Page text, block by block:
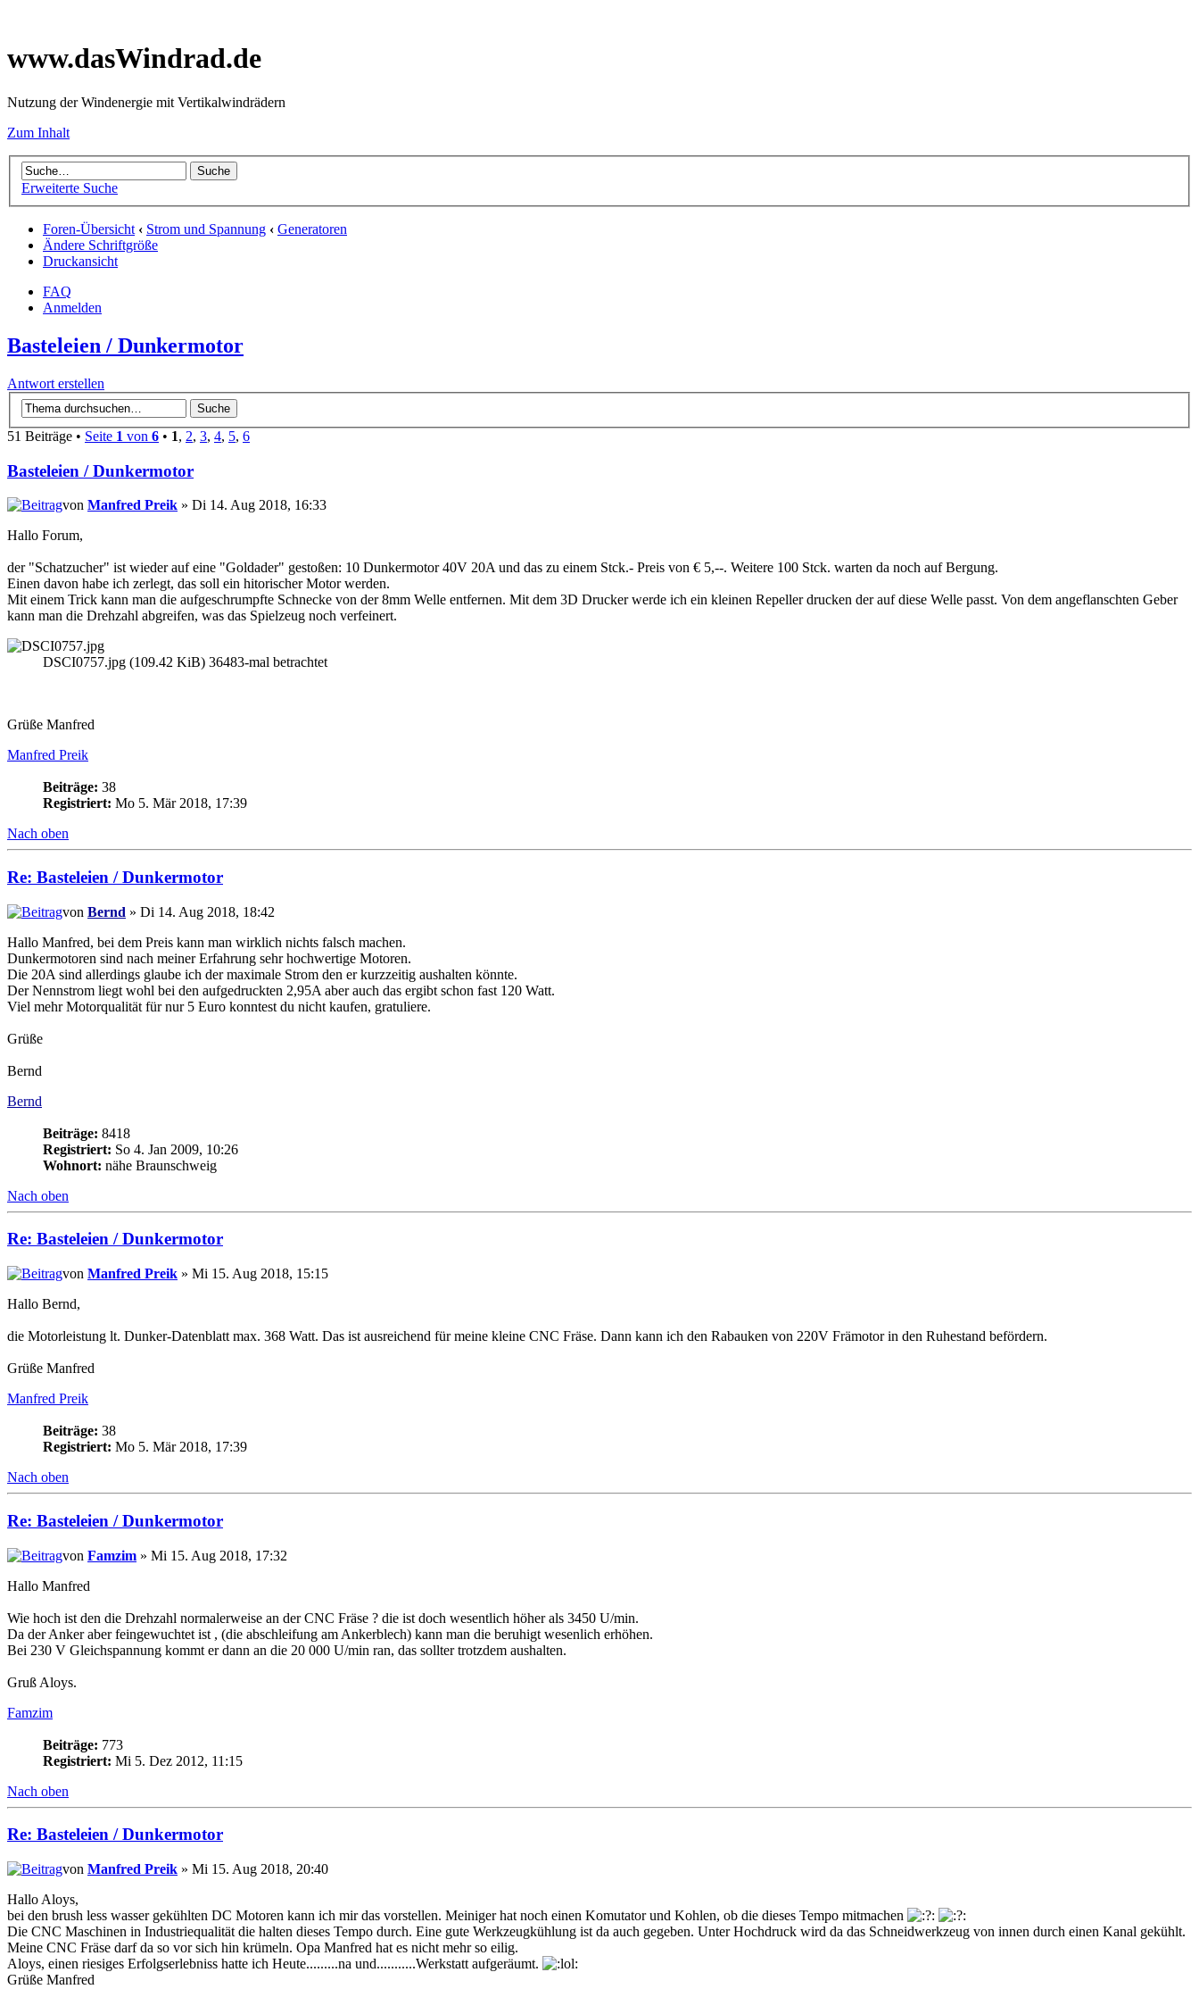
www.dasWindrad.de
Nutzung der Windenergie mit Vertikalwindrädern
Zum Inhalt
Erweiterte Suche
Foren-Übersicht ‹ Strom und Spannung ‹ Generatoren
Ändere Schriftgröße
Druckansicht
FAQ
Anmelden
Basteleien / Dunkermotor
Antwort erstellen
51 Beiträge • Seite 1 von 6 • 1, 2, 3, 4, 5, 6
Basteleien / Dunkermotor
von Manfred Preik » Di 14. Aug 2018, 16:33
Hallo Forum,
der "Schatzucher" ist wieder auf eine "Goldader" gestoßen: 10 Dunkermotor 40V 20A und das zu einem Stck.- Preis von € 5,--. Weitere 100 Stck. warten da noch auf Bergung.
Einen davon habe ich zerlegt, das soll ein hitorischer Motor werden.
Mit einem Trick kann man die aufgeschrumpfte Schnecke von der 8mm Welle entfernen. Mit dem 3D Drucker werde ich ein kleinen Repeller drucken der auf diese Welle passt. Von dem angeflanschten Geber
kann man die Drehzahl abgreifen, was das Spielzeug noch verfeinert.
DSCI0757.jpg (109.42 KiB) 36483-mal betrachtet
Grüße Manfred
Manfred Preik
Beiträge: 38
Registriert: Mo 5. Mär 2018, 17:39
Nach oben
Re: Basteleien / Dunkermotor
von Bernd » Di 14. Aug 2018, 18:42
Hallo Manfred, bei dem Preis kann man wirklich nichts falsch machen.
Dunkermotoren sind nach meiner Erfahrung sehr hochwertige Motoren.
Die 20A sind allerdings glaube ich der maximale Strom den er kurzzeitig aushalten könnte.
Der Nennstrom liegt wohl bei den aufgedruckten 2,95A aber auch das ergibt schon fast 120 Watt.
Viel mehr Motorqualität für nur 5 Euro konntest du nicht kaufen, gratuliere.
Grüße
Bernd
Bernd
Beiträge: 8418
Registriert: So 4. Jan 2009, 10:26
Wohnort: nähe Braunschweig
Nach oben
Re: Basteleien / Dunkermotor
von Manfred Preik » Mi 15. Aug 2018, 15:15
Hallo Bernd,
die Motorleistung lt. Dunker-Datenblatt max. 368 Watt. Das ist ausreichend für meine kleine CNC Fräse. Dann kann ich den Rabauken von 220V Främotor in den Ruhestand befördern.
Grüße Manfred
Manfred Preik
Beiträge: 38
Registriert: Mo 5. Mär 2018, 17:39
Nach oben
Re: Basteleien / Dunkermotor
von Famzim » Mi 15. Aug 2018, 17:32
Hallo Manfred
Wie hoch ist den die Drehzahl normalerweise an der CNC Fräse ? die ist doch wesentlich höher als 3450 U/min.
Da der Anker aber feingewuchtet ist , (die abschleifung am Ankerblech) kann man die beruhigt wesenlich erhöhen.
Bei 230 V Gleichspannung kommt er dann an die 20 000 U/min ran, das sollter trotzdem aushalten.
Gruß Aloys.
Famzim
Beiträge: 773
Registriert: Mi 5. Dez 2012, 11:15
Nach oben
Re: Basteleien / Dunkermotor
von Manfred Preik » Mi 15. Aug 2018, 20:40
Hallo Aloys,
bei den brush less wasser gekühlten DC Motoren kann ich mir das vorstellen. Meiniger hat noch einen Komutator und Kohlen, ob die dieses Tempo mitmachen
Die CNC Maschinen in Industriequalität die halten dieses Tempo durch. Eine gute Werkzeugkühlung ist da auch gegeben. Unter Hochdruck wird da das Schneidwerkzeug von innen durch einen Kanal gekühlt.
Meine CNC Fräse darf da so vor sich hin krümeln. Opa Manfred hat es nicht mehr so eilig.
Aloys, einen riesiges Erfolgserlebniss hatte ich Heute.........na und...........Werkstatt aufgeräumt.
Grüße Manfred